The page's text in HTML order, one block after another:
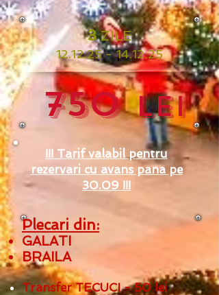
3 ZILE
12.12.25 - 14.12.25
750Lei
!!! Tarif valabil pentru
rezervari cu avans pana pe
30.09 !!!
Plecari din:
GALATI
BRAILA
Transfer TECUCI - 50 lei